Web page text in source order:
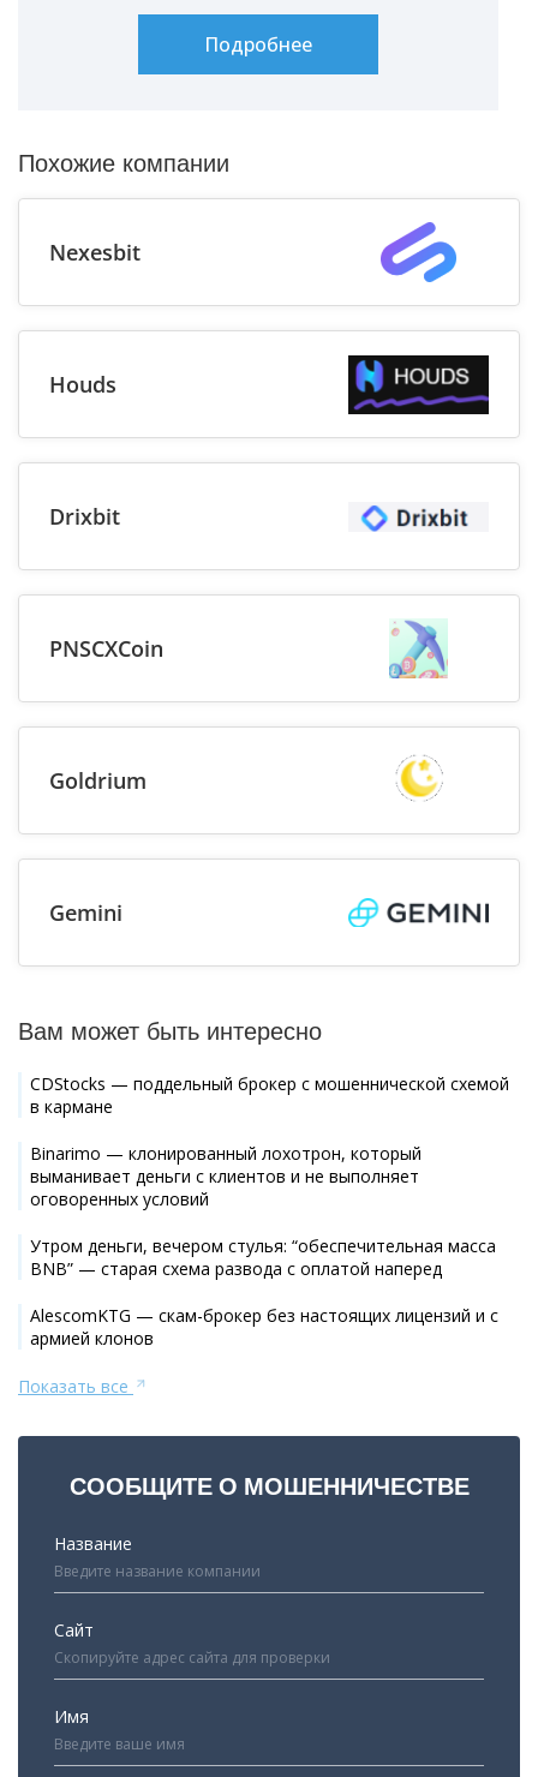
Подробнее
Похожие компании
Nexesbit
Houds
Drixbit
PNSCXCoin
Goldrium
Gemini
Вам может быть интересно
CDStocks — поддельный брокер с мошеннической схемой
в кармане
Binarimo — клонированный лохотрон, который
выманивает деньги с клиентов и не выполняет
оговоренных условий
Утром деньги, вечером стулья: “обеспечительная масса
BNB” — старая схема развода с оплатой наперед
AlescomKTG — скам-брокер без настоящих лицензий и с
армией клонов
Показать все
СООБЩИТЕ О МОШЕННИЧЕСТВЕ
Название
Сайт
Имя